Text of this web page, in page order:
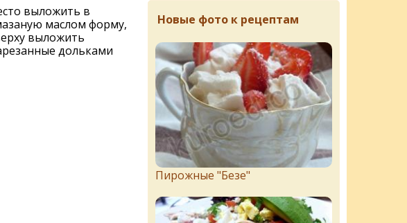
выложить в
маслом форму,
выложить
дольками
Новые фото к рецептам
Пирожныe "Бeзe"